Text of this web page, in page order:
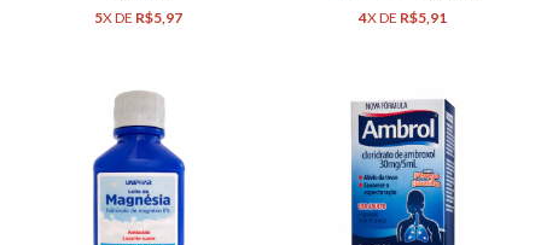
5X DE R$5,97 4X DE R$5,91